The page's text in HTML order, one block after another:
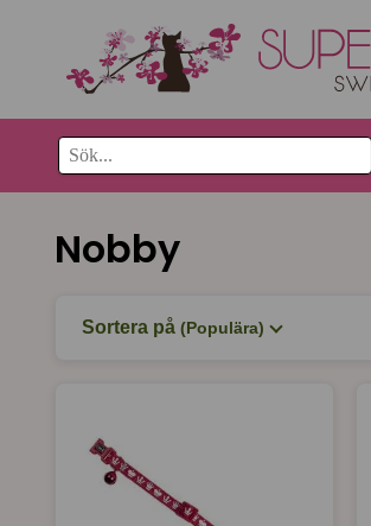
Nobby
Sortera på (Populära)